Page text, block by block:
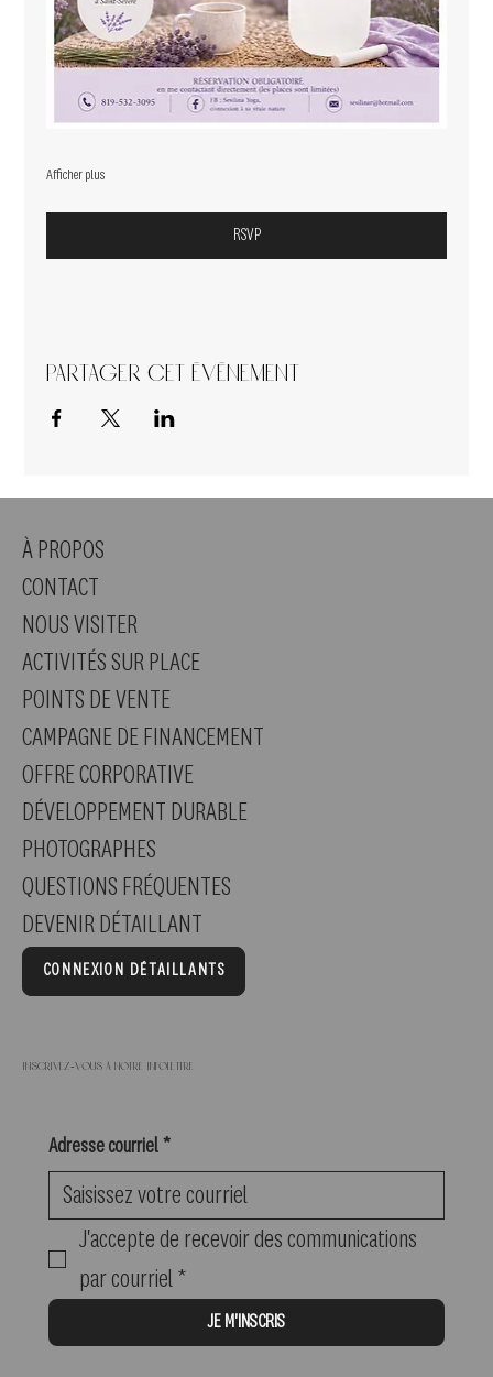
Afficher plus
RSVP
Partager cet événement
À PROPOS
CONTACT
NOUS VISITER
ACTIVITÉS SUR PLACE
POINTS DE VENTE
CAMPAGNE DE FINANCEMENT
OFFRE CORPORATIVE
DÉVELOPPEMENT DURABLE
PHOTOGRAPHES
QUESTIONS FRÉQUENTES
DEVENIR DÉTAILLANT
CONNEXION DÉTAILLANTS
Inscrivez-vous à notre infolettre
Adresse courriel *
J'accepte de recevoir des communications
par courriel *
JE M'INSCRIS